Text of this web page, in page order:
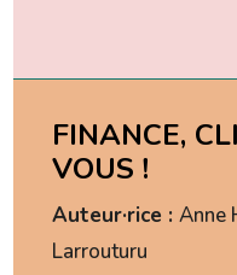
FINANCE,
VOUS !
Auteur·rice :Anne
Larrouturu